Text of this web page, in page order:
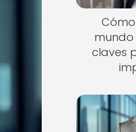
claves